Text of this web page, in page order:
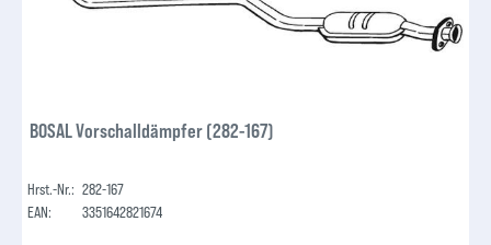
BOSAL Vorschalldämpfer (282-167)
Hrst.-Nr.: 282-167
EAN:
3351642821674